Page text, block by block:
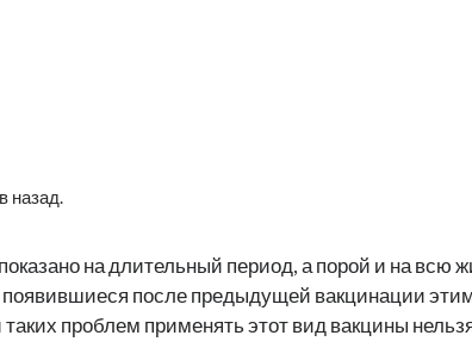
назад.
на длительный период, а порой и на всю
после предыдущей вакцинации
проблем применять этот вид вакцины